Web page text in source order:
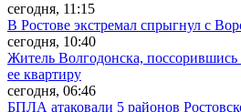
сегодня, 11:15
В Ростове экстремал спрыгнул с
сегодня, 10:40
Житель Волгодонска,
ее квартиру
сегодня, 06:46
БПЛА атаковали 5 районов